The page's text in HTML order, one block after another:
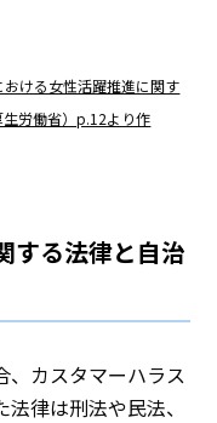
ける女性活躍推進に関す
労働省）p.12より作
する法律と自治
、カスタマーハラス
律は刑法や民法、